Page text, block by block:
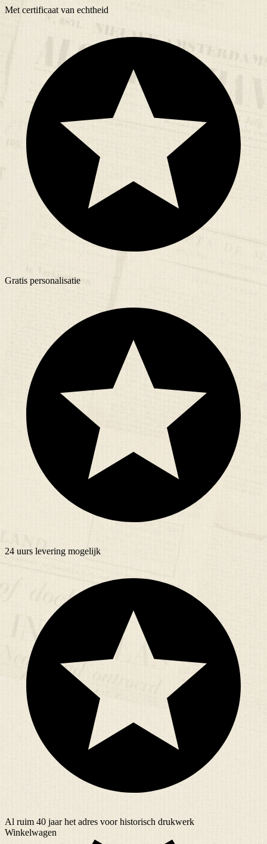
Met certificaat van echtheid
Gratis personalisatie
24 uurs levering mogelijk
Al ruim 40 jaarhet adres voor historisch drukwerk
Winkelwagen